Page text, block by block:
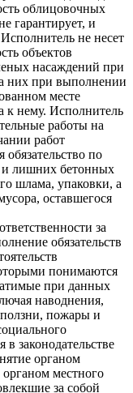
облицовочных
гарантирует, и
не несет
объектов
насаждений при
них при выполнении
месте
к нему. Исполнитель
работы на
работ
обязательство по
и лишних бетонных
шлама, упаковки, а
оставшегося
за
обязательств
понимаются
при данных
наводнения,
пожары и
в законодательстве
органом
органом местного
за собой